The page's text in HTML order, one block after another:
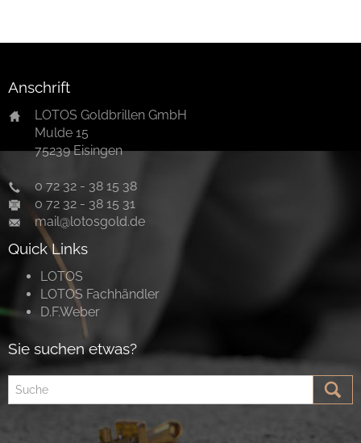
Anschrift
LOTOS Goldbrillen GmbH
Mulde 15
75239 Eisingen
0 72 32 - 38 15 38
0 72 32 - 38 15 31
mail@lotosgold.de
Quick Links
LOTOS
LOTOS Fachhändler
D.F.Weber
Sie suchen etwas?